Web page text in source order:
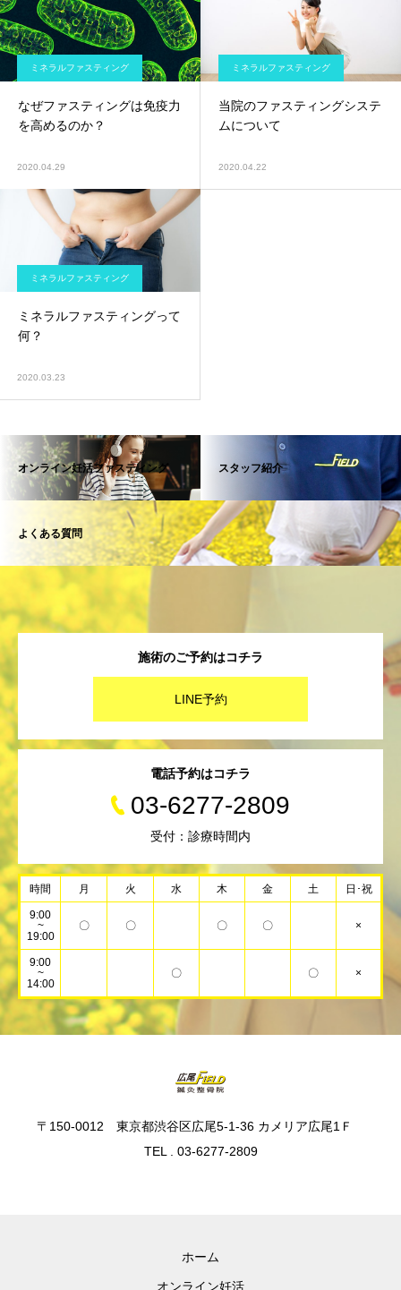
ミネラルファスティング
なぜファスティングは免疫力
を高めるのか？
2020.04.29
ミネラルファスティング
当院のファスティングシステ
ムについて
2020.04.22
ミネラルファスティング
ミネラルファスティングって
何？
2020.03.23
オンライン妊活ファスティング スタッフ紹介
よくある質問
施術のご予約はコチラ
LINE予約
電話予約はコチラ
03-6277-2809
受付：診療時間内
時間 月 火 水 木 金 土 日･祝
9:00
~
19:00
〇 〇 〇 〇 ×
9:00
~
14:00
〇 〇 ×
〒150-0012 東京都渋谷区広尾5-1-36 カメリア広尾1Ｆ
TEL . 03-6277-2809
ホーム
オンライン妊活